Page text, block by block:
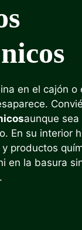
en el cajón o
aunque
En su interior
productos
en la basura